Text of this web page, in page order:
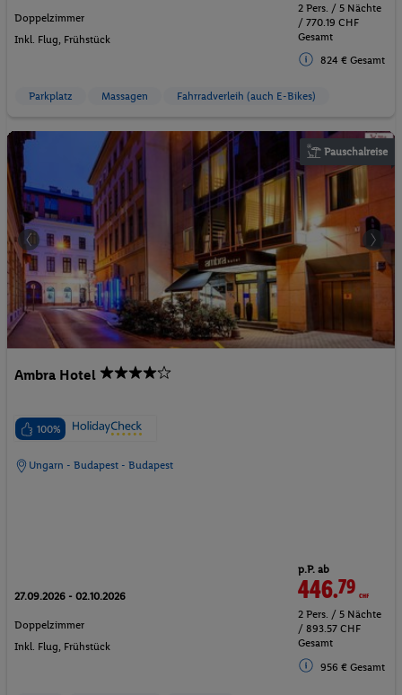
Doppelzimmer
Inkl. Flug, Frühstück
2 Pers. / 5 Nächte
/ 770.19 CHF
Gesamt
824 € Gesamt
Parkplatz Massagen Fahrradverleih (auch E-Bikes)
Pauschalreise
Ambra Hotel
100%
Ungarn - Budapest - Budapest
27.09.2026 - 02.10.2026
Doppelzimmer
Inkl. Flug, Frühstück
p.P. ab
446.79CHF
2 Pers. / 5 Nächte
/ 893.57 CHF
Gesamt
956 € Gesamt